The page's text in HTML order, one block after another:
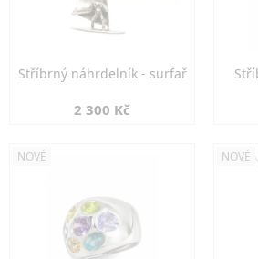
Stříbrný náhrdelník - surfař
2 300 Kč
NOVÉ NOVÉ